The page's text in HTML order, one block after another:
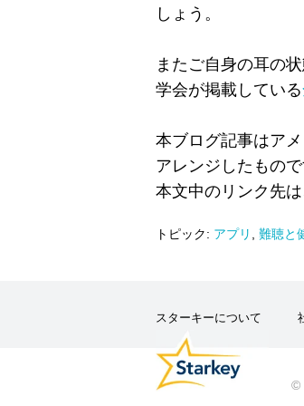
しょう。
またご自身の耳の
学会が掲載している
本ブログ記事はア
アレンジしたもので
本文中のリンク先
トピック: アプリ 難聴と
スターキーについて
©